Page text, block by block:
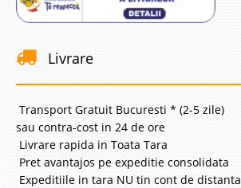
Livrare
Transport Gratuit Bucuresti * (2-5 zile)
sau contra-cost in 24 de ore
Livrare rapida in Toata Tara
Pret avantajos pe expeditie consolidata
Expeditiile in tara NU tin cont de distanta